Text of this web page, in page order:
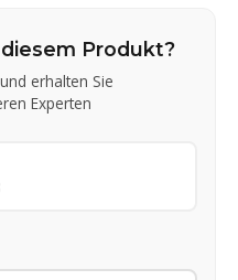
Produkt?
erhalten Sie
Experten